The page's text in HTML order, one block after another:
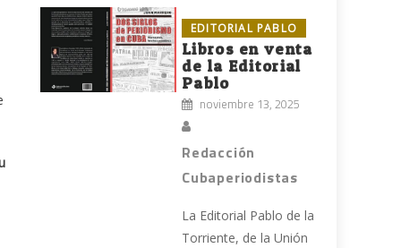
EDITORIAL PABLO
Libros en venta
de la Editorial
Pablo
noviembre 13, 2025
Redacción
Cubaperiodistas
La Editorial Pablo de la
Torriente, de la Unión